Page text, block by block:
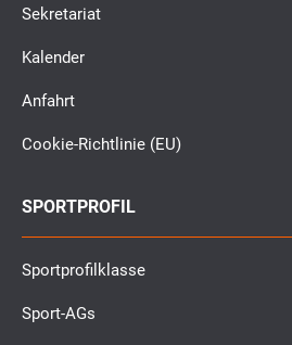
Sekretariat
Kalender
Anfahrt
Cookie-Richtlinie (EU)
SPORTPROFIL
Sportprofilklasse
Sport-AGs